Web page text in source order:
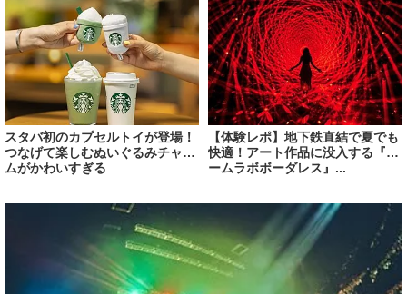
スタバ初のカプセルトイが登場！
つなげて楽しむぬいぐるみチャー
ムがかわいすぎる
【体験レポ】地下鉄直結で夏でも
快適！アート作品に没入する『チ
ームラボボーダレス』...